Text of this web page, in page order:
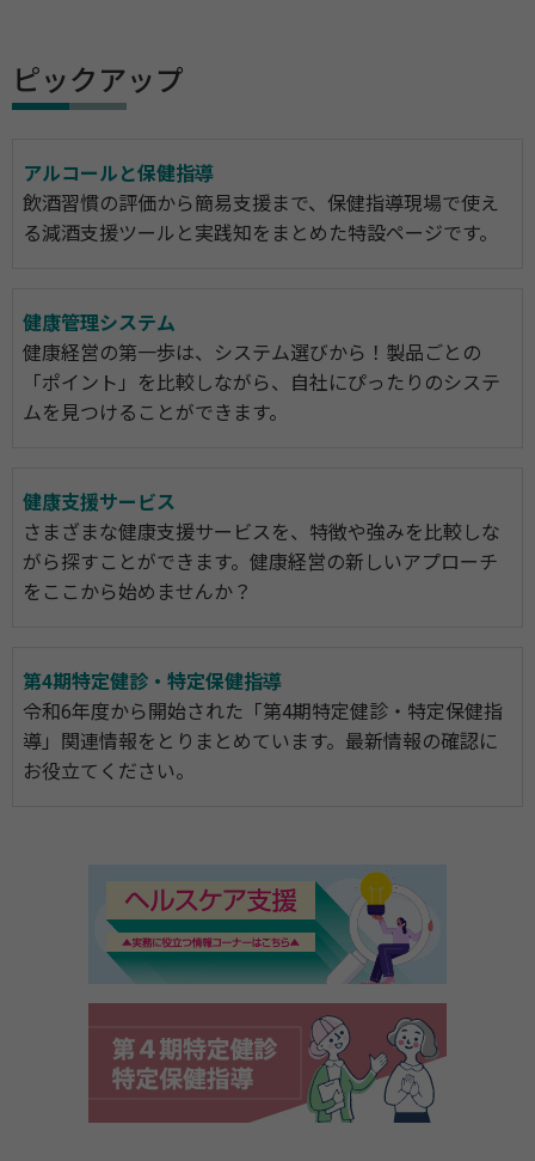
ピックアップ
アルコールと保健指導
飲酒習慣の評価から簡易支援まで、保健指導現場で使え
る減酒支援ツールと実践知をまとめた特設ページです。
健康管理システム
健康経営の第一歩は、システム選びから！製品ごとの
「ポイント」を比較しながら、自社にぴったりのシステ
ムを見つけることができます。
健康支援サービス
さまざまな健康支援サービスを、特徴や強みを比較しな
がら探すことができます。健康経営の新しいアプローチ
をここから始めませんか？
第4期特定健診・特定保健指導
令和6年度から開始された「第4期特定健診・特定保健指
導」関連情報をとりまとめています。最新情報の確認に
お役立てください。